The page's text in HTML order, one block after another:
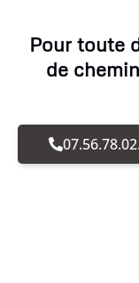
Pour toute
de